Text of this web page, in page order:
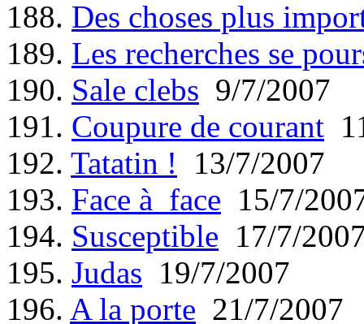
188. Des choses plus
189. Les recherches se
190. Sale clebs 9/7/2007
191. Coupure de courant
192. Tatatin ! 13/7/2007
193. Face à face 15/7/
194. Susceptible 17/7/
195. Judas 19/7/2007
196. A la porte 21/7/2007